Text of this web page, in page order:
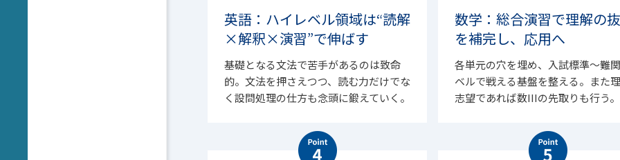
英語：ハイレベル領域は“読解
×解釈×演習”で伸ばす
基礎となる文法で苦手があるのは致命
的。文法を押さえつつ、読む力だけでな
く設問処理の仕方も念頭に鍛えていく。
数学：総合演習で理解の
を補完し、応用へ
各単元の穴を埋め、入試標準～難
ベルで戦える基盤を整える。また
志望であれば数IIIの先取りも行う。